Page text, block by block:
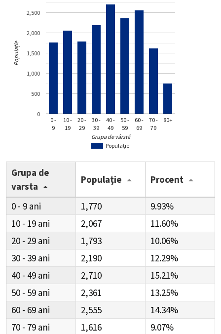
Populație
0 -
9
10 -
19
20 -
29
30 -
39
40 -
49
50 -
59
60 -
69
70 -
79
80+
0
500
1,000
1,500
2,000
2,500
Grupa de vârstă
Populație
Grupa de
varsta
Populație Procent
0 - 9 1,770
9.93%
10 - 19
2,067
11.60%
20 - 29
1,793
10.06%
30 - 39
2,190
12.29%
40 - 49
2,710
15.21%
50 - 59
2,361
13.25%
60 - 69
2,555
14.34%
70 - 79
1,616
9.07%